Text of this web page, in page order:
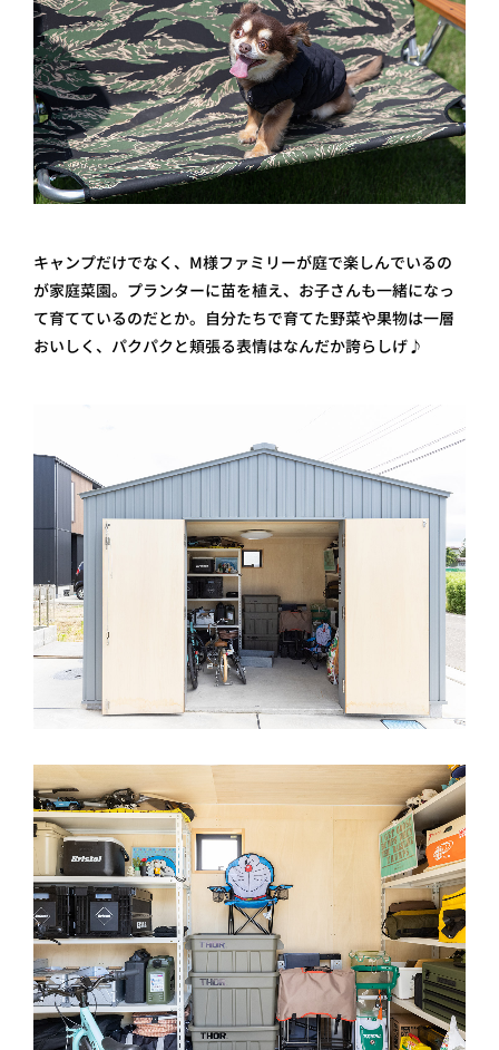
キャンプだけでなく、M様ファミリーが庭で楽しんでいるの
が家庭菜園。プランターに苗を植え、お子さんも一緒になっ
て育てているのだとか。自分たちで育てた野菜や果物は一層
おいしく、パクパクと頬張る表情はなんだか誇らしげ♪